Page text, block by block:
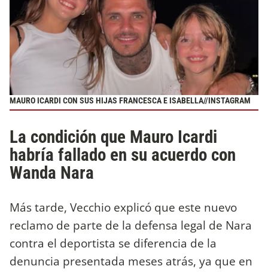
MAURO ICARDI CON SUS HIJAS FRANCESCA E ISABELLA//INSTAGRAM
La condición que Mauro Icardi
habría fallado en su acuerdo con
Wanda Nara
Más tarde, Vecchio explicó que este nuevo
reclamo de parte de la defensa legal de Nara
contra el deportista se diferencia de la
denuncia presentada meses atrás, ya que en